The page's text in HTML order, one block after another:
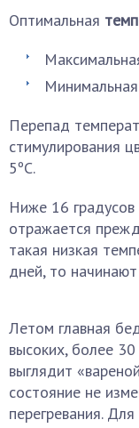
Оптимальная
Перепад
стимулирования
5ºС.
Ниже 16 градусов
отражается
такая низкая
дней, то
Летом главная
высоких, более
выглядит
состояние не
перегревания.